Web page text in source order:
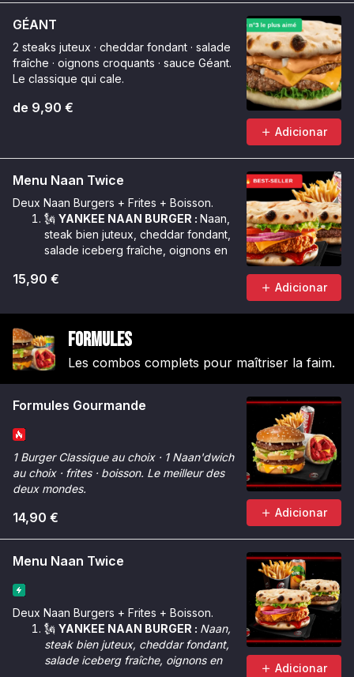
GÉANT
2 steaks juteux · cheddar fondant · salade
fraîche · oignons croquants · sauce Géant.
Le classique qui cale.
de 9,90 €
Adicionar
Menu Naan Twice
Deux Naan Burgers + Frites + Boisson.
🗽 YANKEE NAAN BURGER : Naan,
steak bien juteux, cheddar fondant,
salade iceberg fraîche, oignons en
🌶️CRUNCHY NAAN BURGER :
cheddar fondant, salade iceberg
croquante, oignons rouges, rondelles
de tomate, sauce Chicken Max &
sauce Tinger.
15,90 €
Adicionar
Formules
Les combos complets pour maîtriser la faim.
Formules Gourmande
1 Burger Classique au choix · 1 Naan'dwich
au choix · frites · boisson. Le meilleur des
deux mondes.
14,90 € Adicionar
Menu Naan Twice
Deux Naan Burgers + Frites + Boisson.
🗽 YANKEE NAAN BURGER : Naan,
steak bien juteux, cheddar fondant,
salade iceberg fraîche, oignons en
Adicionar